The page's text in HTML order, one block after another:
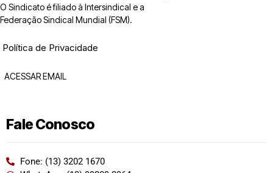
O Sindicato é filiado à Intersindical e a
Federação Sindical Mundial (FSM).
Política de Privacidade
ACESSAR EMAIL
Fale Conosco
Fone: (13) 3202 1670